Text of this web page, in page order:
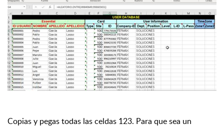
Copias y pegas todas las celdas 123. Para que sea un